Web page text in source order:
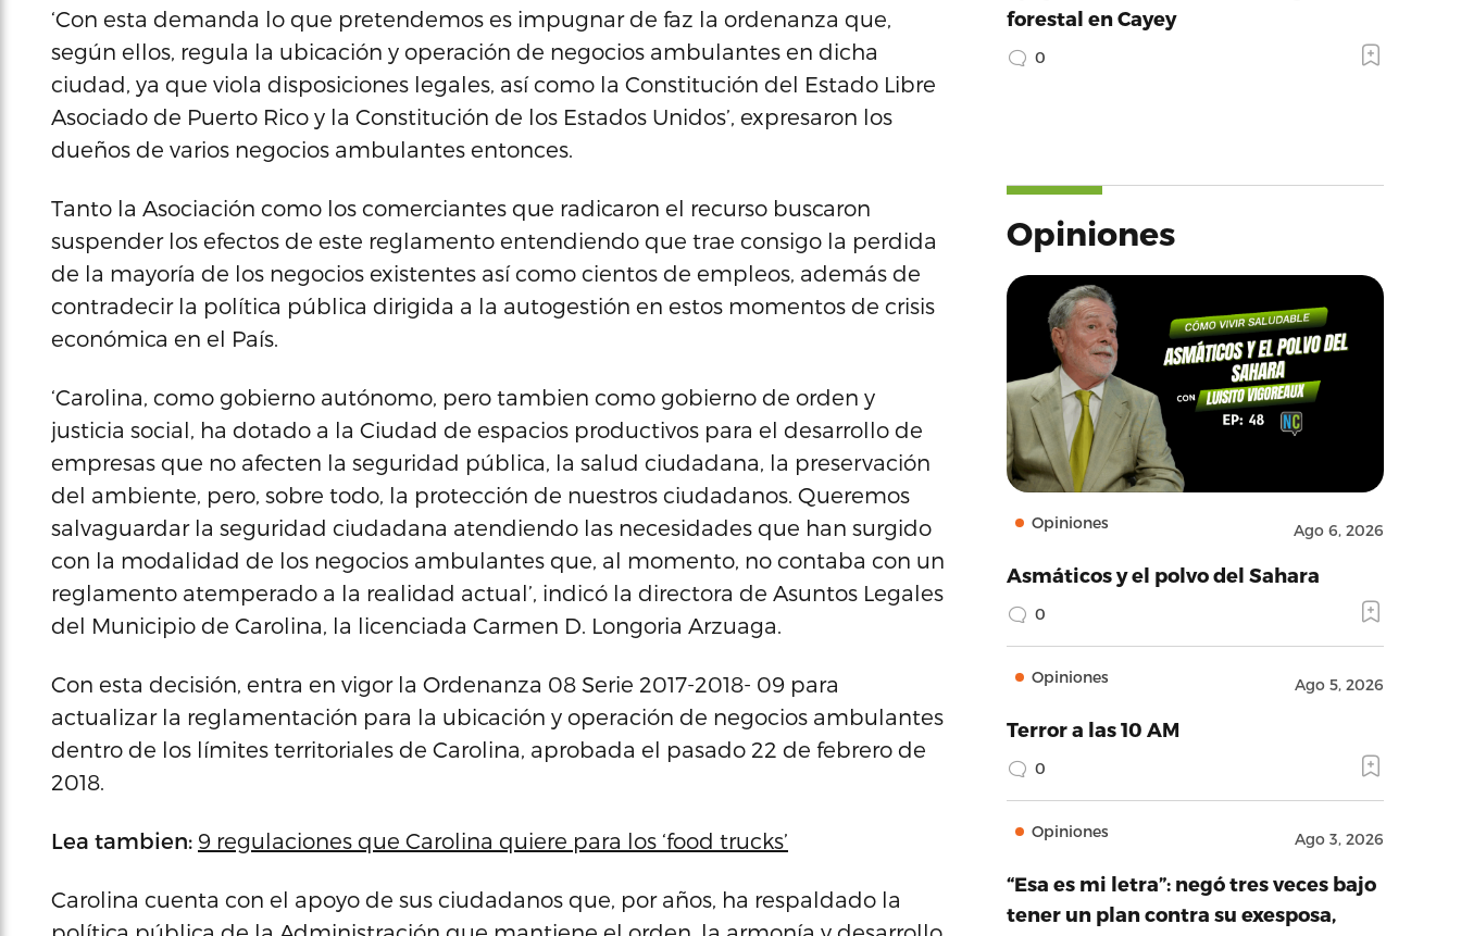
‘Con esta demanda lo que pretendemos es impugnar de faz la ordenanza que,
según ellos, regula la ubicación y operación de negocios ambulantes en dicha
ciudad, ya que viola disposiciones legales, así como la Constitución del Estado Libre
Asociado de Puerto Rico y la Constitución de los Estados Unidos’, expresaron los
dueños de varios negocios ambulantes entonces.
Tanto la Asociación como los comerciantes que radicaron el recurso buscaron
suspender los efectos de este reglamento entendiendo que trae consigo la perdida
de la mayoría de los negocios existentes así como cientos de empleos, además de
contradecir la política pública dirigida a la autogestión en estos momentos de crisis
económica en el País.
‘Carolina, como gobierno autónomo, pero tambien como gobierno de orden y
justicia social, ha dotado a la Ciudad de espacios productivos para el desarrollo de
empresas que no afecten la seguridad pública, la salud ciudadana, la preservación
del ambiente, pero, sobre todo, la protección de nuestros ciudadanos. Queremos
salvaguardar la seguridad ciudadana atendiendo las necesidades que han surgido
con la modalidad de los negocios ambulantes que, al momento, no contaba con un
reglamento atemperado a la realidad actual’, indicó la directora de Asuntos Legales
del Municipio de Carolina, la licenciada Carmen D. Longoria Arzuaga.
Con esta decisión, entra en vigor la Ordenanza 08 Serie 2017-2018- 09 para
actualizar la reglamentación para la ubicación y operación de negocios ambulantes
dentro de los límites territoriales de Carolina, aprobada el pasado 22 de febrero de
2018.
Lea tambien: 9 regulaciones que Carolina quiere para los ‘food trucks’
Carolina cuenta con el apoyo de sus ciudadanos que, por años, ha respaldado la
forestal en Cayey
0
Opiniones
Opiniones Ago 6, 2026
Asmáticos y el polvo del Sahara
0
Opiniones Ago 5, 2026
Terror a las 10 AM
0
Opiniones Ago 3, 2026
“Esa es mi letra”: negó tres veces bajo
tener un plan contra su exesposa,